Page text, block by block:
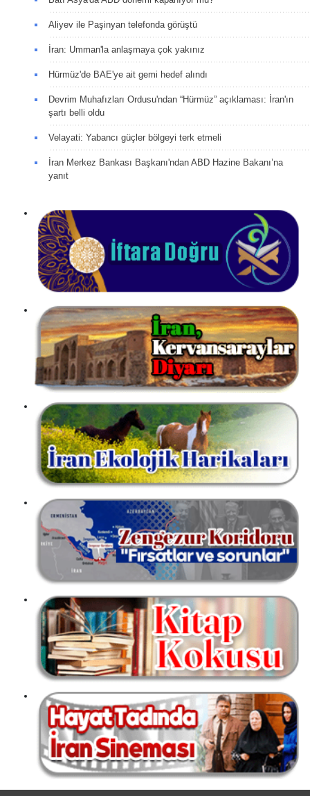
Aliyev ile Paşinyan telefonda görüştü
İran: Umman'la anlaşmaya çok yakınız
Hürmüz'de BAE'ye ait gemi hedef alındı
Devrim Muhafızları Ordusu'ndan “Hürmüz” açıklaması: İran'ın
şartı belli oldu
Velayati: Yabancı güçler bölgeyi terk etmeli
İran Merkez Bankası Başkanı'ndan ABD Hazine Bakanı’na
yanıt